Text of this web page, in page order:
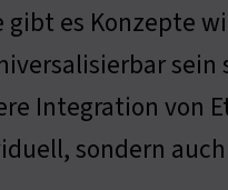
es Konzepte
Integration von
sondern